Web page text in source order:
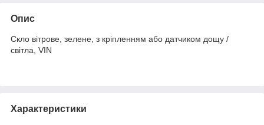
Опис
Скло вітрове, зелене, з кріпленням або датчиком дощу /
світла, VIN
Характеристики